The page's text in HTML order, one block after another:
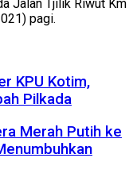
Jalan Tjilik Riwut Km
pagi.
KPU Kotim,
Pilkada
Merah Putih ke